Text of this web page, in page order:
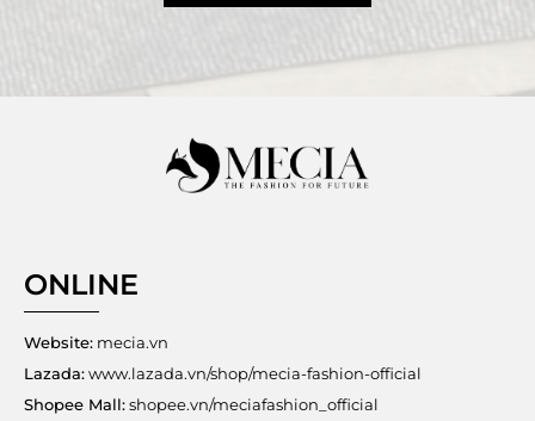
ONLINE
Website: mecia.vn
Lazada:www.lazada.vn/shop/mecia-fashion-official
Shopee Mall:shopee.vn/meciafashion_official